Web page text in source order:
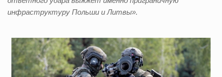
инфраструктуру Польши и Литвы».